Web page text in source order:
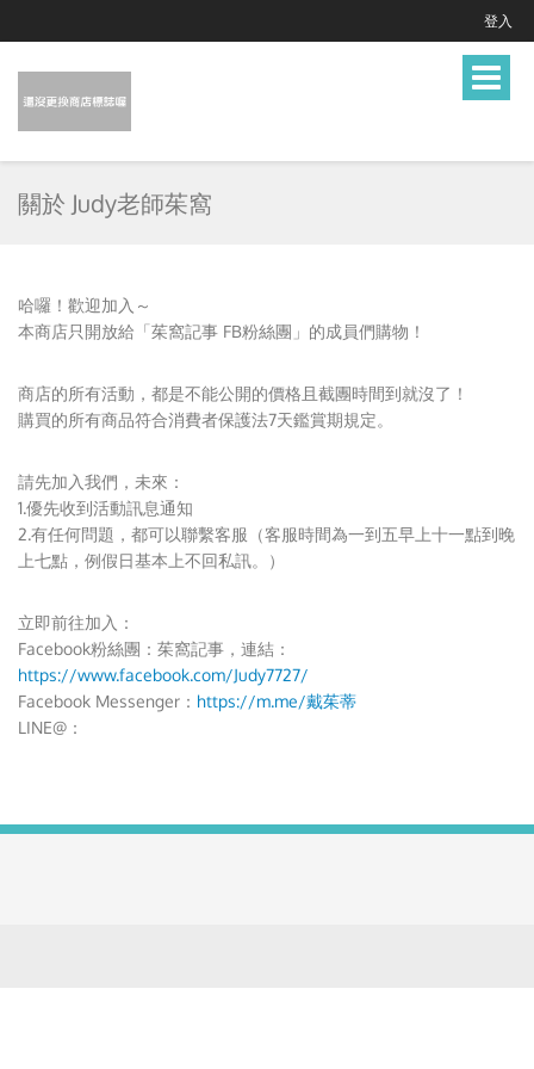
登入
Toggle
關於 Judy老師茱窩
哈囉！歡迎加入～
本商店只開放給「茱窩記事 FB粉絲團」的成員們購物！
商店的所有活動，都是不能公開的價格且截團時間到就沒了！
購買的所有商品符合消費者保護法7天鑑賞期規定。
請先加入我們，未來：
1.優先收到活動訊息通知
2.有任何問題，都可以聯繫客服（客服時間為一到五早上十一點到晚
上七點，例假日基本上不回私訊。）
立即前往加入：
Facebook粉絲團：茱窩記事，連結：
https://www.facebook.com/Judy7727/
Facebook Messenger： https://m.me/戴茱蒂
LINE@：